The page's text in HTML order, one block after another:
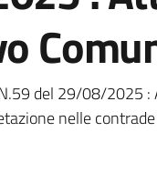
del 29/08/2025
nelle